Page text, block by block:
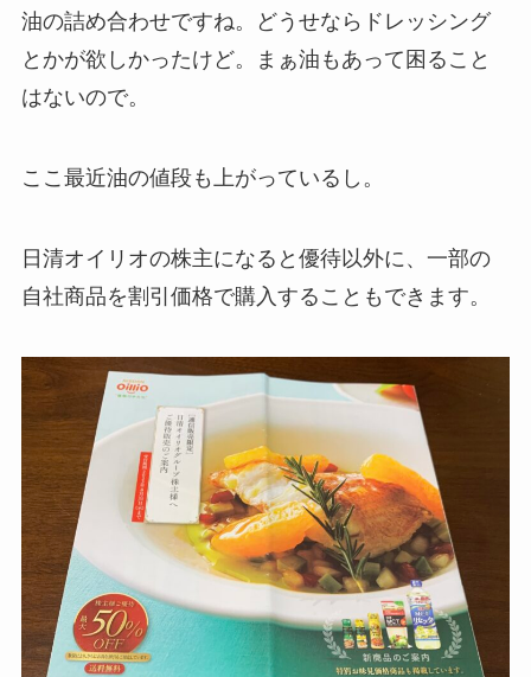
油の詰め合わせですね。どうせならドレッシング
とかが欲しかったけど。まぁ油もあって困ること
はないので。
ここ最近油の値段も上がっているし。
日清オイリオの株主になると優待以外に、一部の
自社商品を割引価格で購入することもできます。